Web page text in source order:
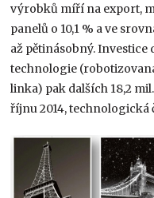
výrobků míří na export,
panelů o 10,1 % a ve
až pětinásobný. Investice
technologie
linka) pak dalších 18,2
říjnu 2014, technologická